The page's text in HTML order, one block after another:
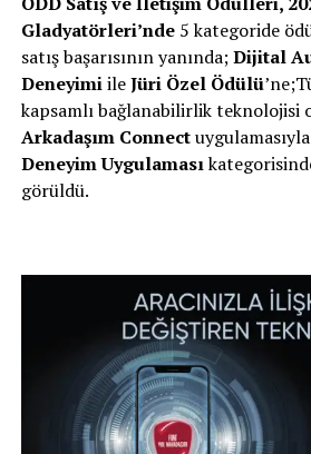
Gladyatörleri’nde 5 kategoride
satış başarısının yanında;Dijital
DeneyimiileJüri Özel Ödülü
kapsamlı bağlanabilirlik teknolojisi
Arkadaşım Connect
Deneyim Uygulaması
görüldü.